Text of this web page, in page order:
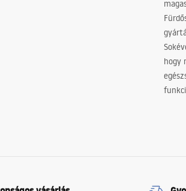
hogy